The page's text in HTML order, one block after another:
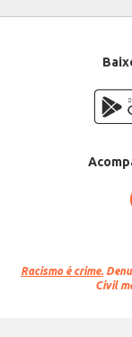
Racismo é crime.
Civil